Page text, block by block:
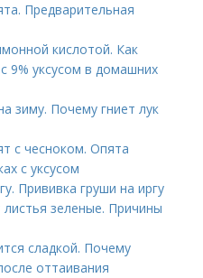
Предварительная
кислотой. Как
9% уксусом в домашних
зиму. Почему гниет лук
с чесноком. Опята
с уксусом
Прививка груши на иргу
зеленые. Причины
сладкой. Почему
оттаивания